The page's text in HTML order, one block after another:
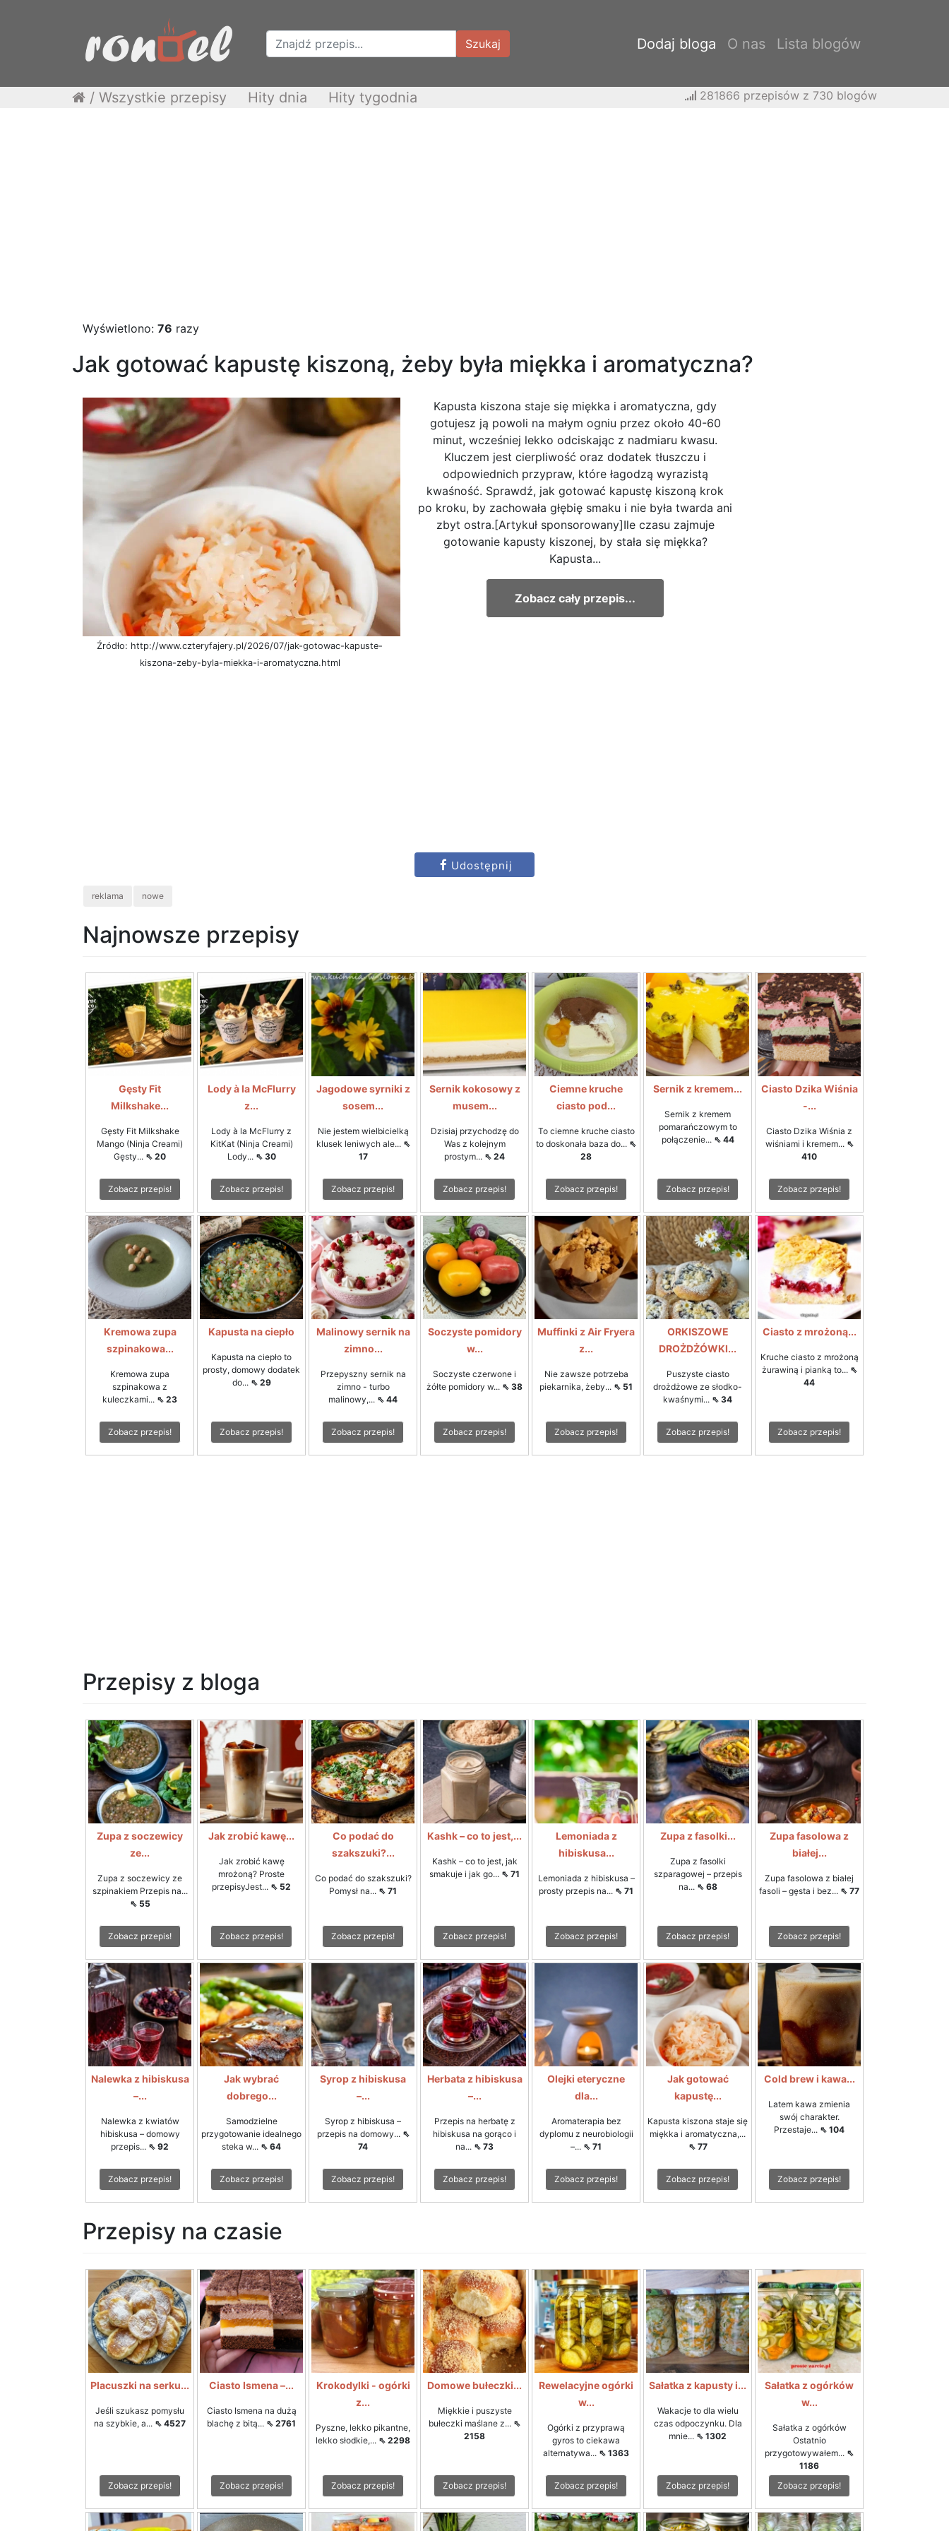
Szukaj Dodaj bloga O nas Lista blogów
/ Wszystkie przepisy Hity dnia Hity tygodnia 281866 przepisów z 730 blogów
Wyświetlono: 76 razy
Jak gotować kapustę kiszoną, żeby była miękka i aromatyczna?
Źródło: http://www.czteryfajery.pl/2026/07/jak-gotowac-kapuste-
kiszona-zeby-byla-miekka-i-aromatyczna.html
Kapusta kiszona staje się miękka i aromatyczna, gdy
gotujesz ją powoli na małym ogniu przez około 40-60
minut, wcześniej lekko odciskając z nadmiaru kwasu.
Kluczem jest cierpliwość oraz dodatek tłuszczu i
odpowiednich przypraw, które łagodzą wyrazistą
kwaśność. Sprawdź, jak gotować kapustę kiszoną krok
po kroku, by zachowała głębię smaku i nie była twarda ani
zbyt ostra.[Artykuł sponsorowany]Ile czasu zajmuje
gotowanie kapusty kiszonej, by stała się miękka?
Kapusta...
Zobacz cały przepis...
Udostępnij
reklama nowe
Najnowsze przepisy
Gęsty Fit
Milkshake...
Gęsty Fit Milkshake
Mango (Ninja Creami)
Gęsty... ⇖ 20
Zobacz przepis!
Lody à la McFlurry
z...
Lody à la McFlurry z
KitKat (Ninja Creami)
Lody... ⇖ 30
Zobacz przepis!
Jagodowe syrniki z
sosem...
Nie jestem wielbicielką
klusek leniwych ale... ⇖
17
Zobacz przepis!
Sernik kokosowy z
musem...
Dzisiaj przychodzę do
Was z kolejnym
prostym... ⇖ 24
Zobacz przepis!
Ciemne kruche
ciasto pod...
To ciemne kruche ciasto
to doskonała baza do... ⇖
28
Zobacz przepis!
Sernik z kremem...
Sernik z kremem
pomarańczowym to
połączenie... ⇖ 44
Zobacz przepis!
Ciasto Dzika Wiśnia
-...
Ciasto Dzika Wiśnia z
wiśniami i kremem... ⇖
410
Zobacz przepis!
Kremowa zupa
szpinakowa...
Kremowa zupa
szpinakowa z
kuleczkami... ⇖ 23
Zobacz przepis!
Kapusta na ciepło
Kapusta na ciepło to
prosty, domowy dodatek
do... ⇖ 29
Zobacz przepis!
Malinowy sernik na
zimno...
Przepyszny sernik na
zimno - turbo
malinowy,... ⇖ 44
Zobacz przepis!
Soczyste pomidory
w...
Soczyste czerwone i
żółte pomidory w... ⇖ 38
Zobacz przepis!
Muffinki z Air Fryera
z...
Nie zawsze potrzeba
piekarnika, żeby... ⇖ 51
Zobacz przepis!
ORKISZOWE
DROŻDŻÓWKI...
Puszyste ciasto
drożdżowe ze słodko-
kwaśnymi... ⇖ 34
Zobacz przepis!
Ciasto z mrożoną...
Kruche ciasto z mrożoną
żurawiną i pianką to... ⇖
44
Zobacz przepis!
Przepisy z bloga
Zupa z soczewicy
ze...
Zupa z soczewicy ze
szpinakiem Przepis na...
⇖ 55
Zobacz przepis!
Jak zrobić kawę...
Jak zrobić kawę
mrożoną? Proste
przepisyJest... ⇖ 52
Zobacz przepis!
Co podać do
szakszuki?...
Co podać do szakszuki?
Pomysł na... ⇖ 71
Zobacz przepis!
Kashk – co to jest,...
Kashk – co to jest, jak
smakuje i jak go... ⇖ 71
Zobacz przepis!
Lemoniada z
hibiskusa...
Lemoniada z hibiskusa –
prosty przepis na... ⇖ 71
Zobacz przepis!
Zupa z fasolki...
Zupa z fasolki
szparagowej – przepis
na... ⇖ 68
Zobacz przepis!
Zupa fasolowa z
białej...
Zupa fasolowa z białej
fasoli – gęsta i bez... ⇖ 77
Zobacz przepis!
Nalewka z hibiskusa
–...
Nalewka z kwiatów
hibiskusa – domowy
przepis... ⇖ 92
Zobacz przepis!
Jak wybrać
dobrego...
Samodzielne
przygotowanie idealnego
steka w... ⇖ 64
Zobacz przepis!
Syrop z hibiskusa
–...
Syrop z hibiskusa –
przepis na domowy... ⇖
74
Zobacz przepis!
Herbata z hibiskusa
–...
Przepis na herbatę z
hibiskusa na gorąco i
na... ⇖ 73
Zobacz przepis!
Olejki eteryczne
dla...
Aromaterapia bez
dyplomu z neurobiologii
–... ⇖ 71
Zobacz przepis!
Jak gotować
kapustę...
Kapusta kiszona staje się
miękka i aromatyczna,...
⇖ 77
Zobacz przepis!
Cold brew i kawa...
Latem kawa zmienia
swój charakter.
Przestaje... ⇖ 104
Zobacz przepis!
Przepisy na czasie
Placuszki na serku...
Jeśli szukasz pomysłu
na szybkie, a... ⇖ 4527
Zobacz przepis!
Ciasto Ismena –...
Ciasto Ismena na dużą
blachę z bitą... ⇖ 2761
Zobacz przepis!
Krokodylki - ogórki
z...
Pyszne, lekko pikantne,
lekko słodkie,... ⇖ 2298
Zobacz przepis!
Domowe bułeczki...
Miękkie i puszyste
bułeczki maślane z... ⇖
2158
Zobacz przepis!
Rewelacyjne ogórki
w...
Ogórki z przyprawą
gyros to ciekawa
alternatywa... ⇖ 1363
Zobacz przepis!
Sałatka z kapusty i...
Wakacje to dla wielu
czas odpoczynku. Dla
mnie... ⇖ 1302
Zobacz przepis!
Sałatka z ogórków
w...
Sałatka z ogórków
Ostatnio
przygotowywałem... ⇖
1186
Zobacz przepis!